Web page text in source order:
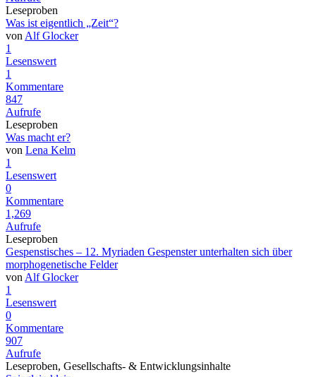
Leseproben
Was ist eigentlich „Zeit“?
von Alf Glocker
1
Lesenswert
1
Kommentare
847
Aufrufe
Leseproben
Was macht er?
von Lena Kelm
1
Lesenswert
0
Kommentare
1,269
Aufrufe
Leseproben
Gespenstisches – 12. Myriaden Gespenster unterhalten sich über
morphogenetische Felder
von Alf Glocker
1
Lesenswert
0
Kommentare
907
Aufrufe
Leseproben, Gesellschafts- & Entwicklungsinhalte